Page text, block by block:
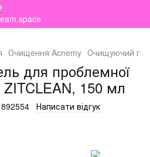
Очищення Acnemy Очищуючий
для проблемної
150 мл
Написати відгук